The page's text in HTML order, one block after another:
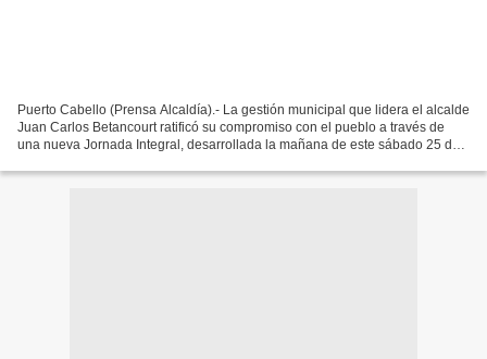
Puerto Cabello (Prensa Alcaldía).- La gestión municipal que lidera el alcalde
Juan Carlos Betancourt ratificó su compromiso con el pueblo a través de
una nueva Jornada Integral, desarrollada la mañana de este sábado 25 de